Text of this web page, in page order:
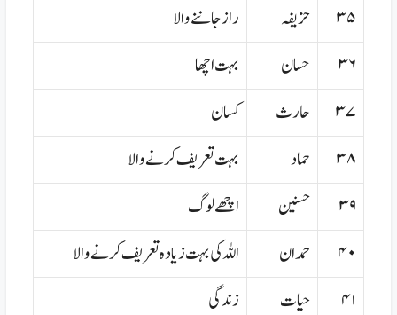
راز جاننے والا
حزیفہ
۳۵
بہت اچھا
حسان
۳۶
کسان
حارث
۳۷
بہت تعریف کرنے والا
حماد
۳۸
اچھے لوگ
حسنین
۳۹
اللہ کی بہت زیادہ تعریف کرنے والا
حمدان
۴۰
زندگی
حیات ۴۱